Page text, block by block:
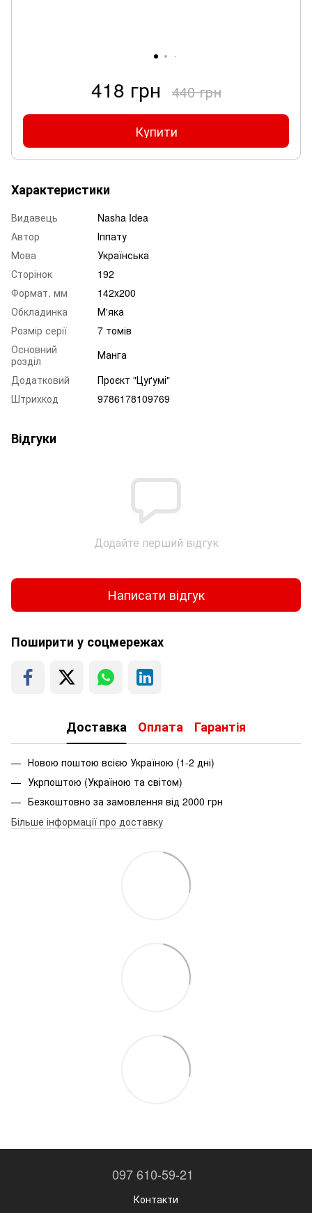
418 грн 440 грн
Купити
Характеристики
Видавець
Nasha Idea
Автор
Іппату
Мова
Українська
Сторінок
192
Формат, мм
142х200
Обкладинка
М'яка
Розмір серії
7 томів
Основний
розділ
Манга
Додатковий
Проєкт "Цуґумі"
Штрихкод
9786178109769
Відгуки
Додайте перший відгук
Написати відгук
Поширити у соцмережах
Доставка Оплата Гарантія
Новою поштою всією Україною (1-2 дні)
Укрпоштою (Україною та світом)
Безкоштовно за замовлення від 2000 грн
Більше інформації про доставку
097 610-59-21
Контакти